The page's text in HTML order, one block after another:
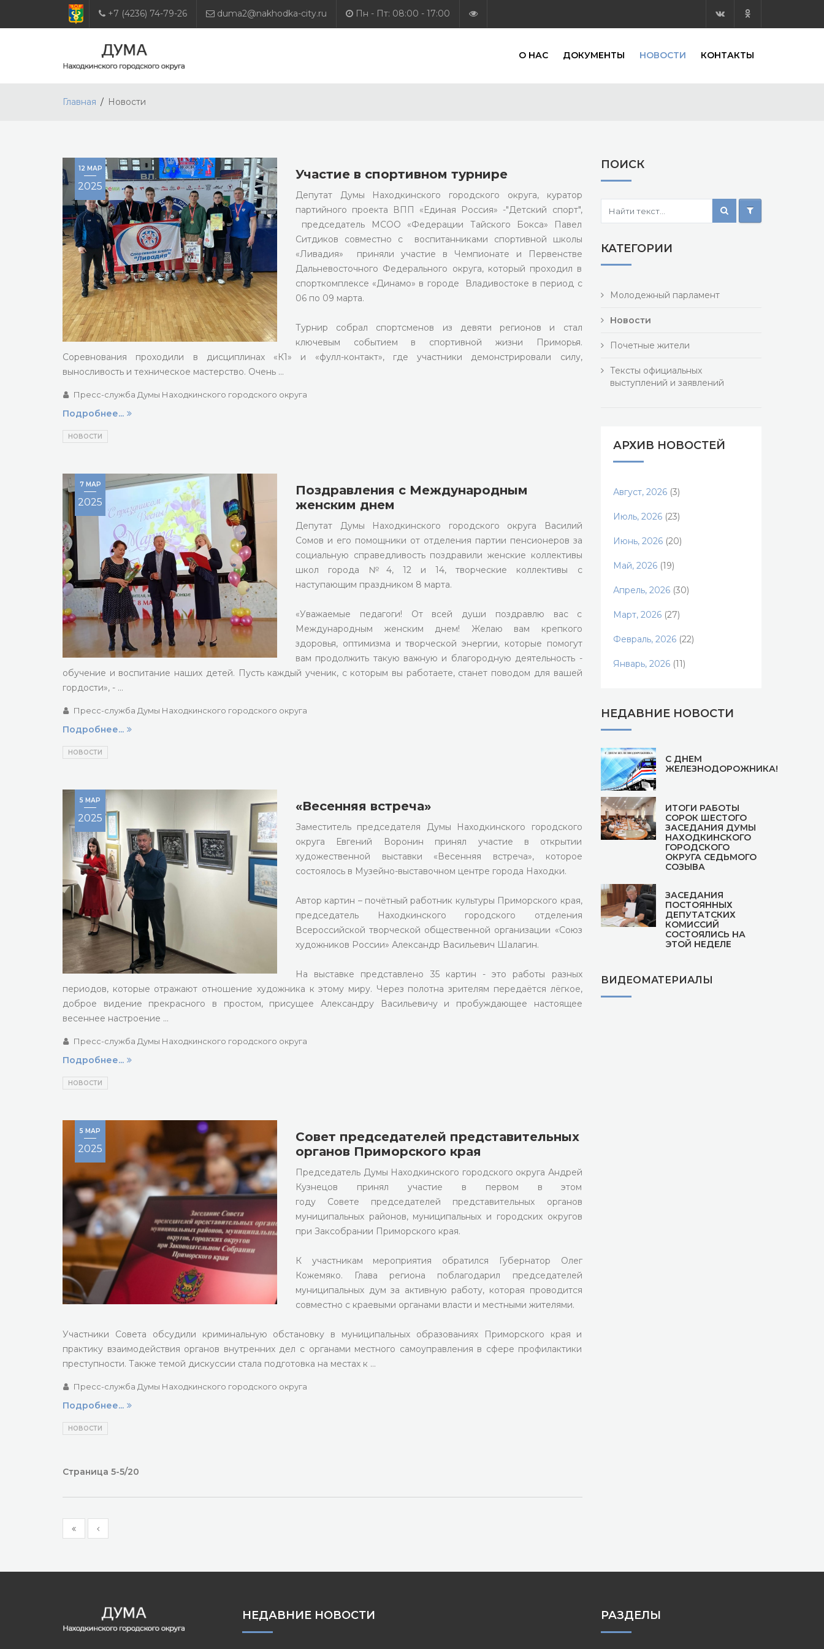
+7 (4236) 74-79-26 duma2@nakhodka-city.ru Пн - Пт: 08:00 - 17:00
О НАС ДОКУМЕНТЫ НОВОСТИ КОНТАКТЫ
Главная Новости
Участие в спортивном турнире
Депутат Думы Находкинского городского округа, куратор
партийного проекта ВПП «Единая Россия» -"Детский спорт",
председатель МСОО «Федерации Тайского Бокса» Павел
Ситдиков совместно с воспитанниками спортивной школы
«Ливадия» приняли участие в Чемпионате и Первенстве
Дальневосточного Федерального округа, который проходил в
спорткомплексе «Динамо» в городе Владивостоке в период с
06 по 09 марта.
Турнир собрал спортсменов из девяти регионов и стал
ключевым событием в спортивной жизни Приморья.
Соревнования проходили в дисциплинах «К1» и «фулл-контакт», где участники демонстрировали силу,
выносливость и техническое мастерство. Очень …
12 МАР
2025
Пресс-служба Думы Находкинского городского округа
Подробнее...
НОВОСТИ
Поздравления с Международным
женским днем
Депутат Думы Находкинского городского округа Василий
Сомов и его помощники от отделения партии пенсионеров за
социальную справедливость поздравили женские коллективы
школ города №4, 12 и 14, творческие коллективы с
наступающим праздником 8 марта.
«Уважаемые педагоги! От всей души поздравлю вас с
Международным женским днем! Желаю вам крепкого
здоровья, оптимизма и творческой энергии, которые помогут
вам продолжить такую важную и благородную деятельность -
обучение и воспитание наших детей. Пусть каждый ученик, с которым вы работаете, станет поводом для вашей
гордости», - …
7 МАР
2025
Пресс-служба Думы Находкинского городского округа
Подробнее...
НОВОСТИ
«Весенняя встреча»
Заместитель председателя Думы Находкинского городского
округа Евгений Воронин принял участие в открытии
художественной выставки «Весенняя встреча», которое
состоялось в Музейно-выставочном центре города Находки.
Автор картин – почётный работник культуры Приморского края,
председатель Находкинского городского отделения
Всероссийской творческой общественной организации «Союз
художников России» Александр Васильевич Шалагин.
На выставке представлено 35 картин - это работы разных
периодов, которые отражают отношение художника к этому миру. Через полотна зрителям передаётся лёгкое,
доброе видение прекрасного в простом, присущее Александру Васильевичу и пробуждающее настоящее
весеннее настроение …
5 МАР
2025
Пресс-служба Думы Находкинского городского округа
Подробнее...
НОВОСТИ
Совет председателей представительных
органов Приморского края
Председатель Думы Находкинского городского округа Андрей
Кузнецов принял участие в первом в этом
году Совете председателей представительных органов
муниципальных районов, муниципальных и городских округов
при Заксобрании Приморского края.
К участникам мероприятия обратился Губернатор Олег
Кожемяко. Глава региона поблагодарил председателей
муниципальных дум за активную работу, которая проводится
совместно с краевыми органами власти и местными жителями.
Участники Совета обсудили криминальную обстановку в муниципальных образованиях Приморского края и
практику взаимодействия органов внутренних дел с органами местного самоуправления в сфере профилактики
преступности. Также темой дискуссии стала подготовка на местах к …
5 МАР
2025
Пресс-служба Думы Находкинского городского округа
Подробнее...
НОВОСТИ
Страница 5-5/20
ПОИСК
КАТЕГОРИИ
Молодежный парламент
Новости
Почетные жители
Тексты официальных
выступлений и заявлений
АРХИВ НОВОСТЕЙ
Август, 2026(3)
Июль, 2026(23)
Июнь, 2026(20)
Май, 2026(19)
Апрель, 2026(30)
Март, 2026(27)
Февраль, 2026(22)
Январь, 2026(11)
НЕДАВНИЕ НОВОСТИ
С ДНЕМ
ЖЕЛЕЗНОДОРОЖНИКА!
ИТОГИ РАБОТЫ
СОРОК ШЕСТОГО
ЗАСЕДАНИЯ ДУМЫ
НАХОДКИНСКОГО
ГОРОДСКОГО
ОКРУГА СЕДЬМОГО
СОЗЫВА
ЗАСЕДАНИЯ
ПОСТОЯННЫХ
ДЕПУТАТСКИХ
КОМИССИЙ
СОСТОЯЛИСЬ НА
ЭТОЙ НЕДЕЛЕ
ВИДЕОМАТЕРИАЛЫ
НЕДАВНИЕ НОВОСТИ РАЗДЕЛЫ